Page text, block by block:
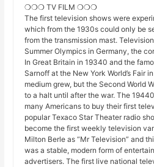
❍❍❍ TV FILM ❍❍❍
The first television shows were
which from the 1930s could only be
from the transmission mast.
Summer Olympics in Germany, the
In Great Britain in 19340 and the
Sarnoff at the New York World’s Fair
medium grew, but the Second World
to a halt until after the war. The
many Americans to buy their first
popular Texaco Star Theater radio
become the first weekly television
Milton Berle as “Mr Television” and
was a stable, modern form of
advertisers. The first live national